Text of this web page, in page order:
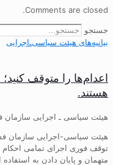
Comments are closed.
جستجو
بیانیه‌های هیئت‌ سیاسی‌ـ‌اجرایی
اعدام‌ها را متوقف
هستند.
هیئت سیاسی ـ اجرایی سازمان
هیئت سیاسی-اجرایی سازمان
توقف فوری اجرای تمامی احکام
متهمان و پایان دادن به